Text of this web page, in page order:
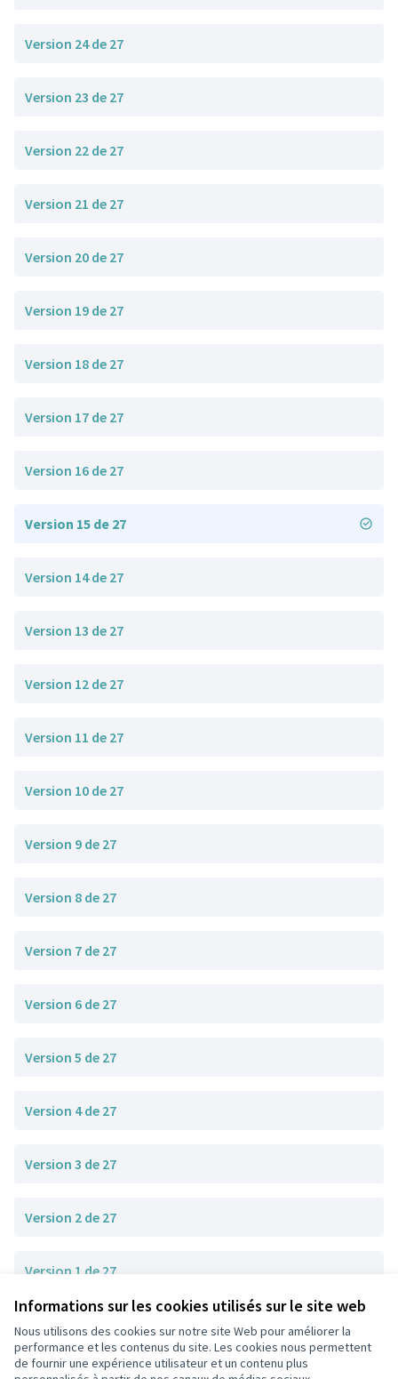
Informations sur les cookies utilisés sur le site web
Nous utilisons des cookies sur notre site Web pour améliorer la
performance et les contenus du site. Les cookies nous permettent
de fournir une expérience utilisateur et un contenu plus
Version 24 de 27
Version 23 de 27
Version 22 de 27
Version 21 de 27
Version 20 de 27
Version 19 de 27
Version 18 de 27
Version 17 de 27
Version 16 de 27
Version 15 de 27
Version 14 de 27
Version 13 de 27
Version 12 de 27
Version 11 de 27
Version 10 de 27
Version 9 de 27
Version 8 de 27
Version 7 de 27
Version 6 de 27
Version 5 de 27
Version 4 de 27
Version 3 de 27
Version 2 de 27
Version 1 de 27
Conditions d'utilisation
Paramètres des cookies
participons.colombes.fr sur Facebook